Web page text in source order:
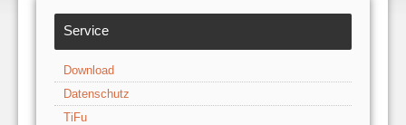
Service
Download
Datenschutz
TiFu